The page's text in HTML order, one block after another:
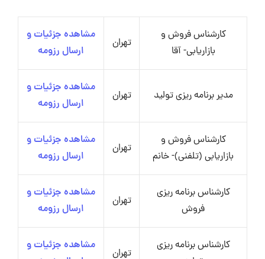
کارشناس فروش و
بازاریابی- آقا
تهران
مشاهده جزئیات و
ارسال رزومه
مدیر برنامه ریزی تولید تهران
مشاهده جزئیات و
ارسال رزومه
کارشناس فروش و
بازاریابی (تلفنی)- خانم
تهران
مشاهده جزئیات و
ارسال رزومه
کارشناس برنامه ریزی
فروش
تهران
مشاهده جزئیات و
ارسال رزومه
کارشناس برنامه ریزی
تهران
مشاهده جزئیات و